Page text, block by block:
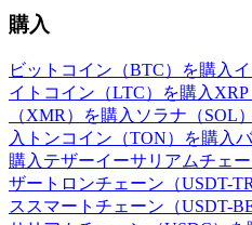
購入
ビットコイン（BTC）を購入
イトコイン（LTC）を購入
（XMR）を購入 ソラナ（SOL
入 トンコイン（TON）を購入
購入 テザーイーサリアムチェ
ザートロンチェーン（USDT-
ススマートチェーン（USDT-